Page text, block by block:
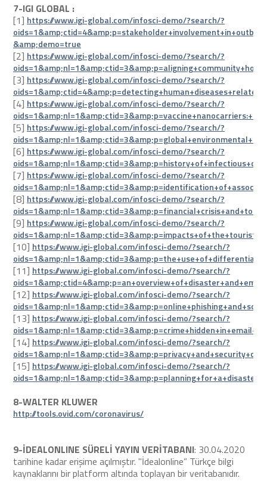
7-IGI GLOBAL :
[1] https://www.igi-global.com/infosci-demo/?search/?
&amp;demo=true
[2] https://www.igi-global.com/infosci-demo/?search/?
[3] https://www.igi-global.com/infosci-demo/?search/?
[4] https://www.igi-global.com/infosci-demo/?search/?
[5] https://www.igi-global.com/infosci-demo/?search/?
[6] https://www.igi-global.com/infosci-demo/?search/?
[7] https://www.igi-global.com/infosci-demo/?search/?
[8] https://www.igi-global.com/infosci-demo/?search/?
[9] https://www.igi-global.com/infosci-demo/?search/?
[10] https://www.igi-global.com/infosci-demo/?search/?
[11] https://www.igi-global.com/infosci-demo/?search/?
[12] https://www.igi-global.com/infosci-demo/?search/?
[13] https://www.igi-global.com/infosci-demo/?search/?
[14] https://www.igi-global.com/infosci-demo/?search/?
[15] https://www.igi-global.com/infosci-demo/?search/?
8-WALTER KLUWER
http://tools.ovid.com/coronavirus/
9-İDEALONLINE SÜRELİ YAYIN VERİTABANI: 30.04.2020
tarihine kadar erişime açılmıştır. "İdealonline” Türkçe bilgi
kaynaklarını bir platform altında toplayan bir veritabanıdır.